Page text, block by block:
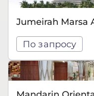
Jumeirah Marsa
По запросу